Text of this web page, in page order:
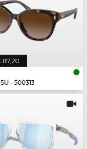
87,20
- 500313